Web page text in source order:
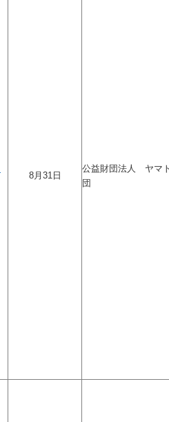
8月31日
公益財団法人 ヤマ
団